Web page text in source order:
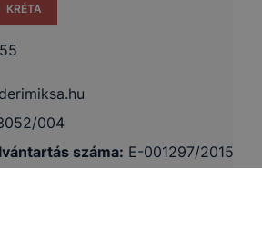
KRÉTA
004
száma: E-001297/2015